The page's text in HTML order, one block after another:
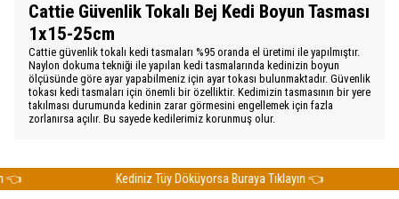
Cattie Güvenlik Tokalı Bej Kedi Boyun Tasması
1x15-25cm
Cattie güvenlik tokalı kedi tasmaları %95 oranda el üretimi ile yapılmıştır.
Naylon dokuma tekniği ile yapılan kedi tasmalarında kedinizin boyun
ölçüsünde göre ayar yapabilmeniz için ayar tokası bulunmaktadır. Güvenlik
tokası kedi tasmaları için önemli bir özelliktir. Kedimizin tasmasının bir yere
takılması durumunda kedinin zarar görmesini engellemek için fazla
zorlanırsa açılır. Bu sayede kedilerimiz korunmuş olur.
Kediniz Tüy Döküyorsa Buraya Tıklayın 👈